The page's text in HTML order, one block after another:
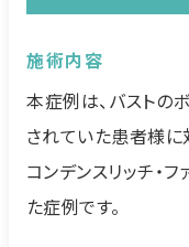
施術内容
本症例は、バストの
されていた患者様に
コンデンスリッチ・
た症例です。